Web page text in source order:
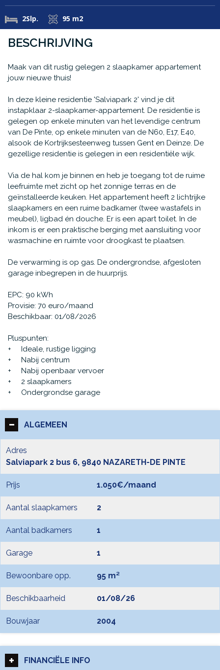
2Slp. 95 m2
BESCHRIJVING
Maak van dit rustig gelegen 2 slaapkamer appartement
jouw nieuwe thuis!
In deze kleine residentie 'Salviapark 2' vind je dit
instapklaar 2-slaapkamer-appartement. De residentie is
gelegen op enkele minuten van het levendige centrum
van De Pinte, op enkele minuten van de N60, E17, E40,
alsook de Kortrijksesteenweg tussen Gent en Deinze. De
gezellige residentie is gelegen in een residentiële wijk.
Via de hal kom je binnen en heb je toegang tot de ruime
leefruimte met zicht op het zonnige terras en de
geïnstalleerde keuken. Het appartement heeft 2 lichtrijke
slaapkamers en een ruime badkamer (twee wastafels in
meubel), ligbad én douche. Er is een apart toilet. In de
inkom is er een praktische berging met aansluiting voor
wasmachine en ruimte voor droogkast te plaatsen.
De verwarming is op gas. De ondergrondse, afgesloten
garage inbegrepen in de huurprijs.
EPC: 90 kWh
Provisie: 70 euro/maand
Beschikbaar: 01/08/2026
Pluspunten:
+ Ideale, rustige ligging
+ Nabij centrum
+ Nabij openbaar vervoer
+ 2 slaapkamers
+ Ondergrondse garage
ALGEMEEN
Adres
Salviapark 2 bus 6, 9840 NAZARETH-DE PINTE
Prijs 1.050€/maand
Aantal slaapkamers 2
Aantal badkamers 1
Garage 1
Bewoonbare opp. 95 m²
Beschikbaarheid 01/08/26
Bouwjaar 2004
FINANCIËLE INFO